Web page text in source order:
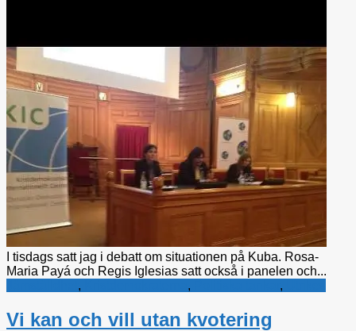
I tisdags satt jag i debatt om situationen på Kuba. Rosa-
Maria Payá och Regis Iglesias satt också i panelen och...
, , ,
Vi kan och vill utan kvotering